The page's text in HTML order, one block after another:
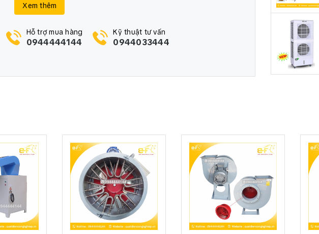
(mm)
Xem thêm
Hỗ trợ mua hàng
0944444144
Kỹ thuật tư vấn
0944033444